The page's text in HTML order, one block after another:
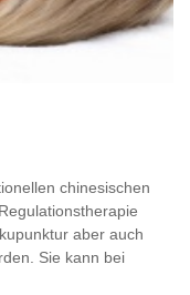
chinesischen
aber auch
Sie kann bei